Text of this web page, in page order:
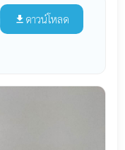
file_download ดาวน์โหลด